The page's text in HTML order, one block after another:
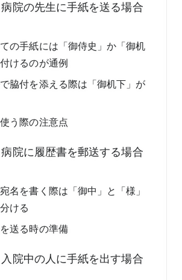
院の先生に手紙を送る場合
の手紙には「御侍史」か「御机
けるのが通例
脇付を添える際は「御机下」が
う際の注意点
院に履歴書を郵送する場合
名を書く際は「御中」と「様」
ける
送る時の準備
院中の人に手紙を出す場合